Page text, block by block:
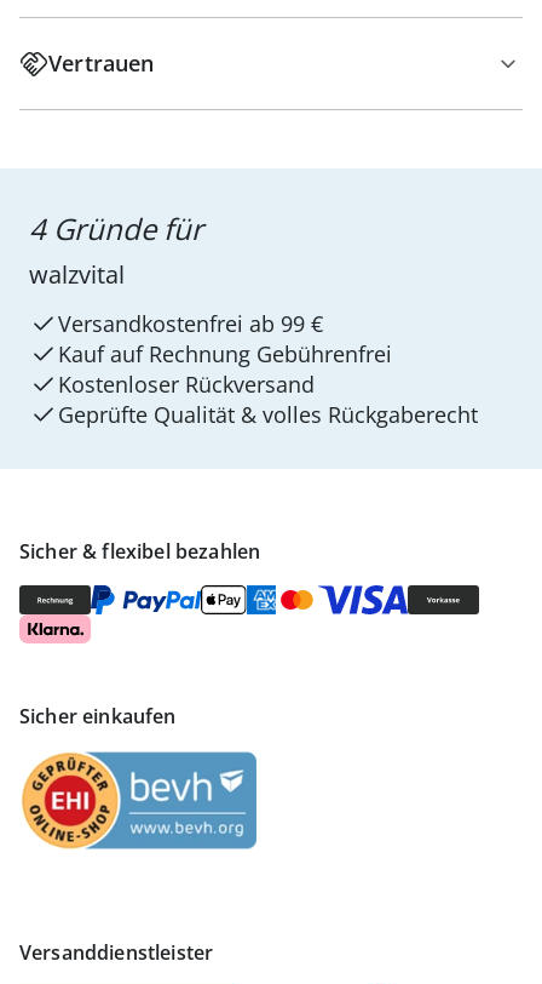
Vertrauen
Sicher & flexibel bezahlen
Sicher einkaufen
Versanddienstleister
4 Gründe für
walzvital
Versandkostenfrei ab 99 €
Kauf auf Rechnung Gebührenfrei
Kostenloser Rückversand
Geprüfte Qualität & volles Rückgaberecht